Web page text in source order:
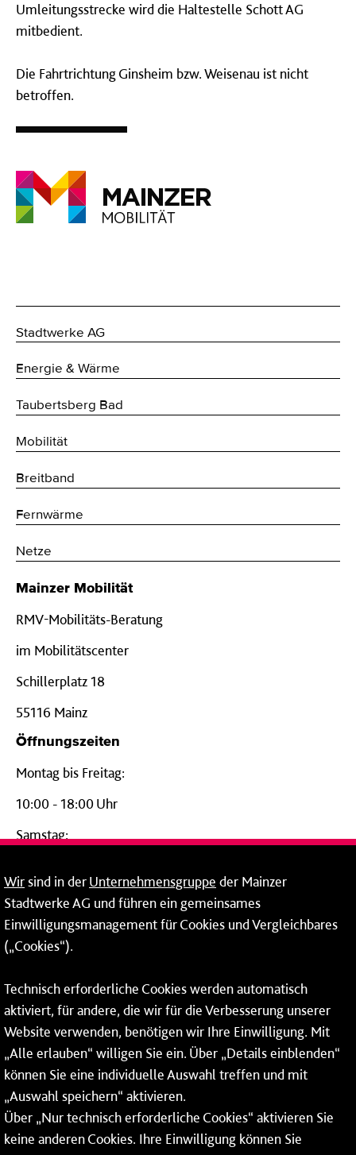
Umleitungsstrecke wird die Haltestelle Schott AG
mitbedient.
Die Fahrtrichtung Ginsheim bzw. Weisenau ist nicht
betroffen.
Stadtwerke AG
Energie & Wärme
Taubertsberg Bad
Mobilität
Breitband
Fernwärme
Netze
Mainzer Mobilität
RMV-Mobilitäts-Beratung
im Mobilitätscenter
Schillerplatz 18
55116 Mainz
Öffnungszeiten
Montag bis Freitag:
10:00 - 18:00 Uhr
Samstag:
24-Stunden-Telefon*
06131 – 12 77 77
Fax: 06131 – 12 66 66
* Montags bis freitags bis 7 und ab 18 Uhr sowie an
Wochenenden und Feiertagen ganztags werden Ihre
Anrufe je nach Themenauswahl an ein Callcenter des
RMV oder von nextbike weitergeleitet. Dort erhalten Sie
ausschließlich Auskünfte zum Fahrplan bzw. zu
meinRad.
Wirsind in derUnternehmensgruppe der Mainzer
Stadtwerke AG und führen ein gemeinsames
Einwilligungsmanagement für Cookies und Vergleichbares
(„Cookies“).
Technisch erforderliche Cookies werden automatisch
aktiviert, für andere, die wir für die Verbesserung unserer
Website verwenden, benötigen wir Ihre Einwilligung. Mit
„Alle erlauben“ willigen Sie ein. Über „Details einblenden“
können Sie eine individuelle Auswahl treffen und mit
„Auswahl speichern“ aktivieren.
Über „Nur technisch erforderliche Cookies“ aktivieren Sie
keine anderen Cookies. Ihre Einwilligung können Sie